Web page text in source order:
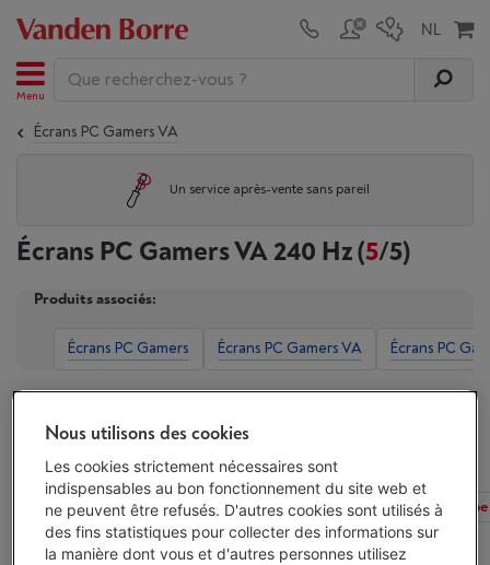
Menu
Écrans PC Gamers VA
Un service après-vente sans pareil
Écrans PC Gamers VA 240 Hz(5/5)
Produits associés:
Écrans PC Gamers Écrans PC Gamers VA Écrans PC
Affichage
Tous les filtres Diagonale écran Marques
Nous utilisons des cookies
Les cookies strictement nécessaires sont
indispensables au bon fonctionnement du site web et
ne peuvent être refusés. D'autres cookies sont utilisés à
des fins statistiques pour collecter des informations sur
la manière dont vous et d'autres personnes utilisez